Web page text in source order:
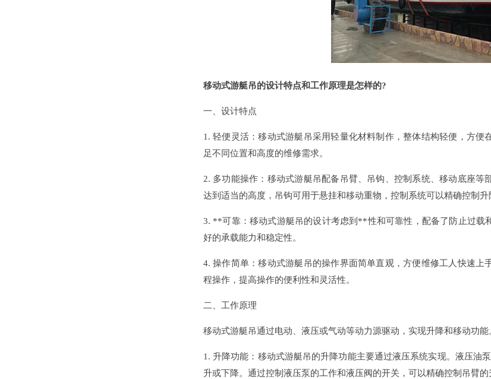
移动式游艇吊的设计特点和工作原理是怎样的?
一、设计特点
1. 轻便灵活：移动式游艇吊采用轻量化材料制作，整体结构轻便，方便
足不同位置和高度的维修需求。
2. 多功能操作：移动式游艇吊配备吊臂、吊钩、控制系统、移动底座等
达到适当的高度，吊钩可用于悬挂和移动重物，控制系统可以精确控制升
3. **可靠：移动式游艇吊的设计考虑到**性和可靠性，配备了防止过载
好的承载能力和稳定性。
4. 操作简单：移动式游艇吊的操作界面简单直观，方便维修工人快速
程操作，提高操作的便利性和灵活性。
二、工作原理
移动式游艇吊通过电动、液压或气动等动力源驱动，实现升降和移动功能
1. 升降功能：移动式游艇吊的升降功能主要通过液压系统实现。液压
升或下降。通过控制液压泵的工作和液压阀的开关，可以精确控制吊臂的